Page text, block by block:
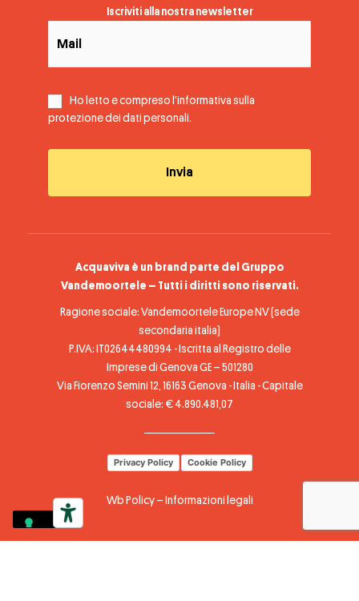
Iscriviti alla nostra newsletter
Ho letto e compreso l'informativa sulla
protezione dei dati personali.
Acquaviva è un brand parte del Gruppo
Vandemoortele – Tutti i diritti sono riservati.
Ragione sociale: Vandemoortele Europe NV (sede
secondaria italia)
P.IVA: IT02644480994 - Iscritta al Registro delle
Imprese di Genova GE – 501280
Via Fiorenzo Semini 12, 16163 Genova - Italia - Capitale
sociale: € 4.890.481,07
Privacy Policy Cookie Policy
Wb Policy– Informazioni legali